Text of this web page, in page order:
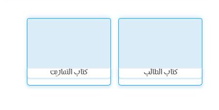
كتاب الطالب كتاب التمارين